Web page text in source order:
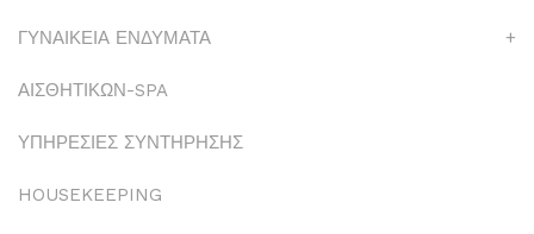
ΓΥΝΑΙΚΕΙΑ ΕΝΔΥΜΑΤΑ +
ΑΙΣΘΗΤΙΚΩΝ-SPA
ΥΠΗΡΕΣΙΕΣ ΣΥΝΤΗΡΗΣΗΣ
HOUSEKEEPING